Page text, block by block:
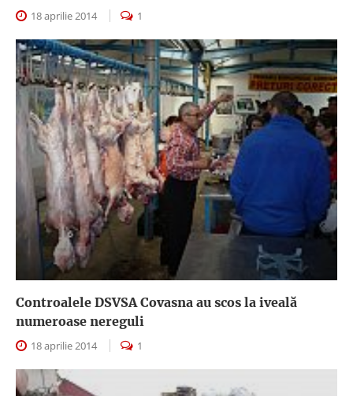
18 aprilie 2014 1
Controalele DSVSA Covasna au scos la iveală
numeroase nereguli
18 aprilie 2014 1